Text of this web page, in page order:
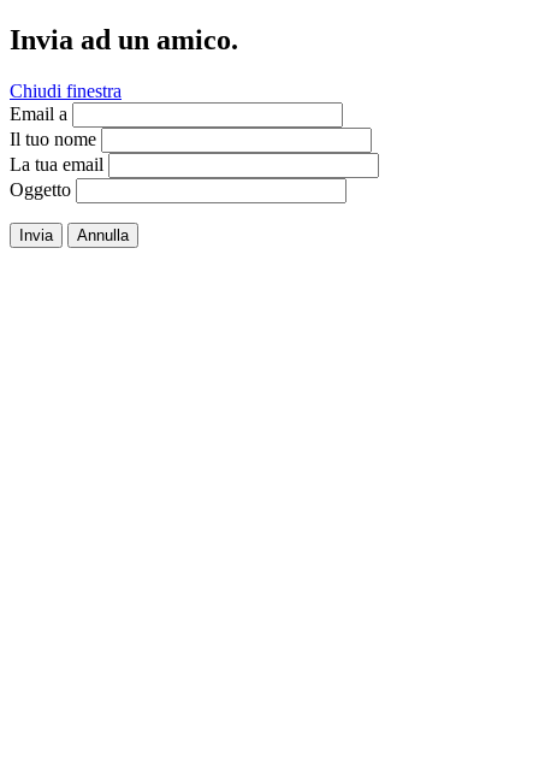
Invia ad un amico.
Chiudi finestra
Email a
Il tuo nome
La tua email
Oggetto
Invia Annulla